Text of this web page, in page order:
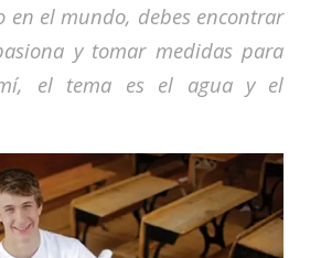
en el mundo, debes encontrar
y tomar medidas para
el tema es el agua y el